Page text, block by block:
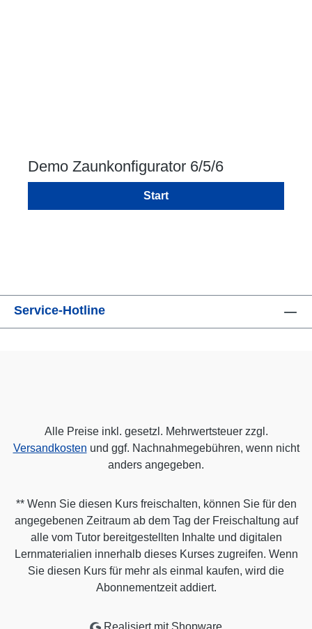
Demo Zaunkonfigurator 6/5/6
Start
Service-Hotline
Alle Preise inkl. gesetzl. Mehrwertsteuer zzgl.
Versandkosten und ggf. Nachnahmegebühren, wenn nicht
anders angegeben.
** Wenn Sie diesen Kurs freischalten, können Sie für den
angegebenen Zeitraum ab dem Tag der Freischaltung auf
alle vom Tutor bereitgestellten Inhalte und digitalen
Lernmaterialien innerhalb dieses Kurses zugreifen. Wenn
Sie diesen Kurs für mehr als einmal kaufen, wird die
Abonnementzeit addiert.
Realisiert mit Shopware